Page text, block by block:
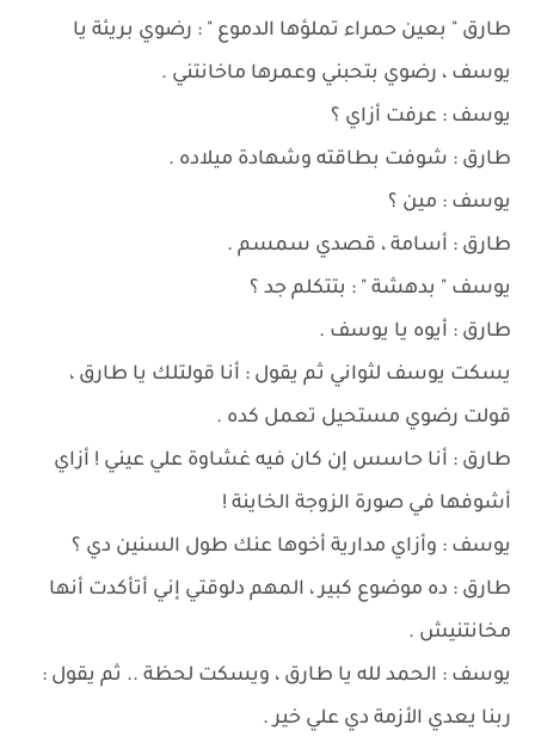
طارق " بعين حمراء تملؤها الدموع " : رضوي بريئة يا
يوسف ، رضوي بتحبني وعمرها ماخانتني .
يوسف : عرفت أزاي ؟
طارق : شوفت بطاقته وشهادة ميلاده .
يوسف : مين ؟
طارق : أسامة ، قصدي سمسم .
يوسف " بدهشة " : بتتكلم جد ؟
طارق : أيوه يا يوسف .
يسكت يوسف لثواني ثم يقول : أنا قولتلك يا طارق ،
قولت رضوي مستحيل تعمل كده .
طارق : أنا حاسس إن كان فيه غشاوة علي عيني ! أزاي
أشوفها في صورة الزوجة الخاينة !
يوسف : وأزاي مدارية أخوها عنك طول السنين دي ؟
طارق : ده موضوع كبير ، المهم دلوقتي إني أتأكدت أنها
مخانتنيش .
يوسف : الحمد لله يا طارق ، ويسكت لحظة .. ثم يقول :
ربنا يعدي الأزمة دي علي خير .